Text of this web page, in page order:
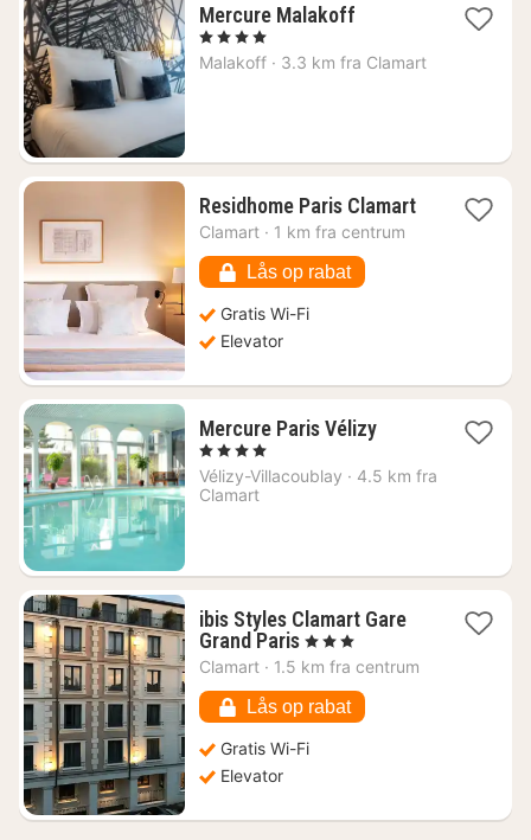
Mercure Malakoff1
fra
, 4 Stjerner
Malakoff · 3.3 km fra Clamart
Residhome Paris Clamart1
Clamart · 1 km fra centrum
Lås op rabat
Gratis Wi-Fi
Elevator
Mercure Paris Vélizy1
fra
, 4 Stjerner
Vélizy-Villacoublay · 4.5 km fra
Clamart
ibis Styles Clamart Gare
Grand Paris1
nat
489
kr.
, 3 Stjerner
Clamart · 1.5 km fra centrum
Lås op rabat
Gratis Wi-Fi
Elevator